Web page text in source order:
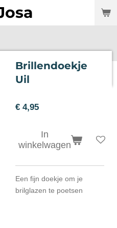
Brillendoekje
Uil
€ 4,95
In
winkelwagen
Een fijn doekje om je
brilglazen te poetsen